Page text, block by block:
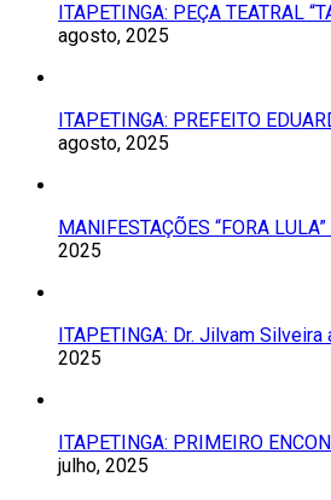
ITAPETINGA: PEÇA TEATRAL
agosto, 2025
ITAPETINGA: PREFEITO
agosto, 2025
MANIFESTAÇÕES “FORA LULA”
2025
ITAPETINGA: Dr. Jilvam
2025
ITAPETINGA: PRIMEIRO
julho, 2025